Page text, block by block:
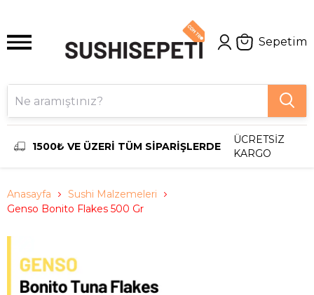
Sepetim
1500₺ VE ÜZERİ TÜM SİPARİŞLERDE
ÜCRETSİZ
KARGO
Anasayfa
Sushi Malzemeleri
Genso Bonito Flakes 500 Gr